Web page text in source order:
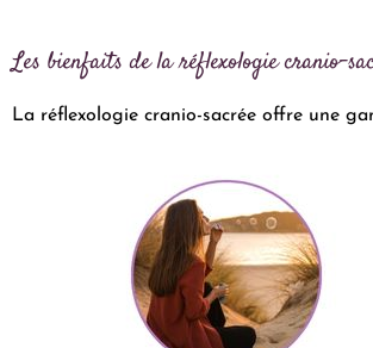
Les bienfaits de la réflexologie cranio-
La réflexologie cranio-sacrée offre une